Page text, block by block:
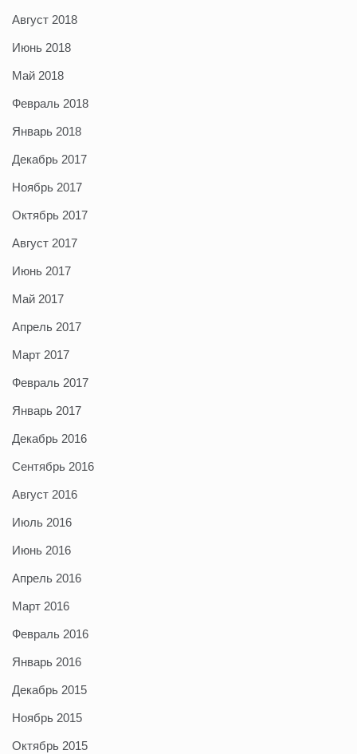
Август 2018
Июнь 2018
Май 2018
Февраль 2018
Январь 2018
Декабрь 2017
Ноябрь 2017
Октябрь 2017
Август 2017
Июнь 2017
Май 2017
Апрель 2017
Март 2017
Февраль 2017
Январь 2017
Декабрь 2016
Сентябрь 2016
Август 2016
Июль 2016
Июнь 2016
Апрель 2016
Март 2016
Февраль 2016
Январь 2016
Декабрь 2015
Ноябрь 2015
Октябрь 2015